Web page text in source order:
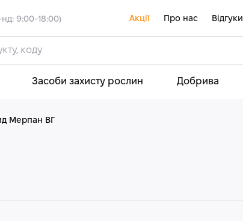
9:00-18:00) Акції Про нас Відгуки
Засоби захисту рослин Добрива
Мерпан ВГ